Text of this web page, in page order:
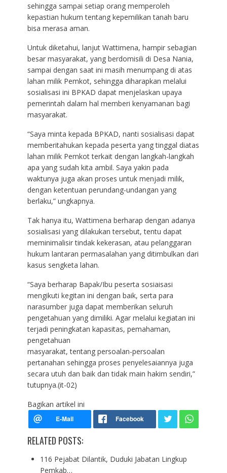
sehingga sampai setiap orang memperoleh
kepastian hukum tentang kepemilikan tanah baru
bisa merasa aman.
Untuk diketahui, lanjut Wattimena, hampir sebagian
besar masyarakat, yang berdomisili di Desa Nania,
sampai dengan saat ini masih menumpang di atas
lahan milik Pemkot, sehingga diharapkan melalui
sosialisasi ini BPKAD dapat menjelaskan upaya
pemerintah dalam hal memberi kenyamanan bagi
masyarakat.
“Saya minta kepada BPKAD, nanti sosialisasi dapat
memberitahukan kepada peserta yang tinggal diatas
lahan milik Pemkot terkait dengan langkah-langkah
apa yang sudah kita ambil. Saya yakin pada
waktunya juga akan proses untuk menjadi milik,
dengan ketentuan perundang-undangan yang
berlaku,” ungkapnya.
Tak hanya itu, Wattimena berharap dengan adanya
sosialisasi yang dilakukan tersebut, tentu dapat
meminimalisir tindak kekerasan, atau pelanggaran
hukum lantaran permasalahan yang ditimbulkan dari
kasus sengketa lahan.
“Saya berharap Bapak/Ibu peserta sosiaisasi
mengikuti kegitan ini dengan baik, serta para
narasumber juga dapat memberikan seluruh
pengetahuan yang dimiliki. Agar melalui kegiatan ini
terjadi peningkatan kapasitas, pemahaman,
pengetahuan
masyarakat, tentang persoalan-persoalan
pertanahan sehingga proses penyelesaiannya juga
secara utuh dan baik dan tidak main hakim sendiri,”
tutupnya.(it-02)
Bagikan artikel ini
RELATED POSTS:
116 Pejabat Dilantik, Duduki Jabatan Lingkup
Pemkab…